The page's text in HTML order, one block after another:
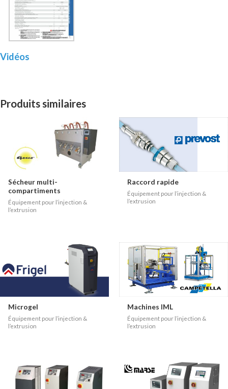
Vidéos
Produits similaires
Sécheur multi-
compartiments
Équipement pour l’injection &
l’extrusion
Raccord rapide
Équipement pour l’injection &
l’extrusion
Microgel
Équipement pour l’injection &
l’extrusion
Machines IML
Équipement pour l’injection &
l’extrusion